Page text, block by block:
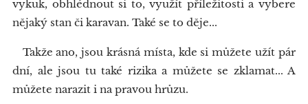
vykuk, obhlédnout si to, využít příležitosti a vybere
nějaký stan či karavan. Také se to děje...
Takže ano, jsou krásná místa, kde si můžete užít pár
dní, ale jsou tu také rizika a můžete se zklamat... A
můžete narazit i na pravou hrůzu.